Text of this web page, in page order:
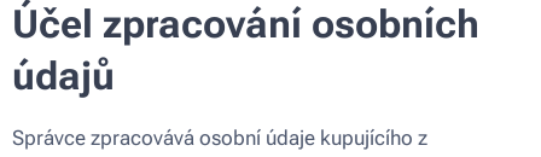
Účel zpracování osobních
údajů
Správce zpracovává osobní údaje kupujícího z